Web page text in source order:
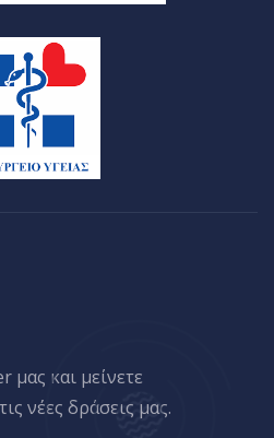
μας και μείνετε
νέες δράσεις μας.